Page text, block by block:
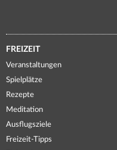
FREIZEIT
Veranstaltungen
Spielplätze
Rezepte
Meditation
Ausflugsziele
Freizeit-Tipps